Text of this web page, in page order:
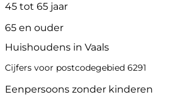
45 tot 65 jaar
65 en ouder
Huishoudens in Vaals
Cijfers voor postcodegebied 6291
Eenpersoons zonder kinderen